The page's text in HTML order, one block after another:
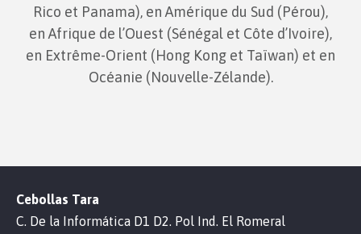
Rico et Panama), en Amérique du Sud (Pérou),
en Afrique de l’Ouest (Sénégal et Côte d’Ivoire),
en Extrême-Orient (Hong Kong et Taïwan) et en
Océanie (Nouvelle-Zélande).
Cebollas Tara
C. De la Informática D1 D2. Pol Ind. El Romeral